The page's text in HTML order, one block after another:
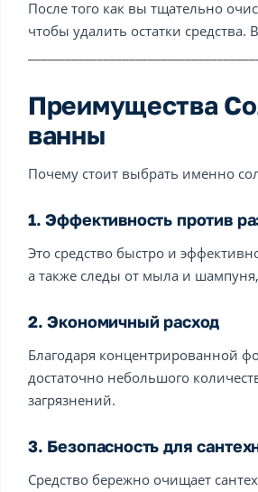
После того как вы тщательно
чтобы удалить остатки средства.
Преимущества
ванны
Почему стоит выбрать именно
1. Эффективность против
Это средство быстро и
а также следы от мыла и
2. Экономичный расход
Благодаря концентрированной
достаточно небольшого
загрязнений.
3. Безопасность для
Средство бережно очищает